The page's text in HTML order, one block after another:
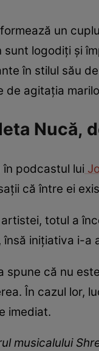
un
sunt logodiți și
în stilul său
de agitația
Nucă,
podcastul lui
că între ei
totul a
însă inițiativa i-
spune că nu
În cazul lor,
imediat.
musicalului